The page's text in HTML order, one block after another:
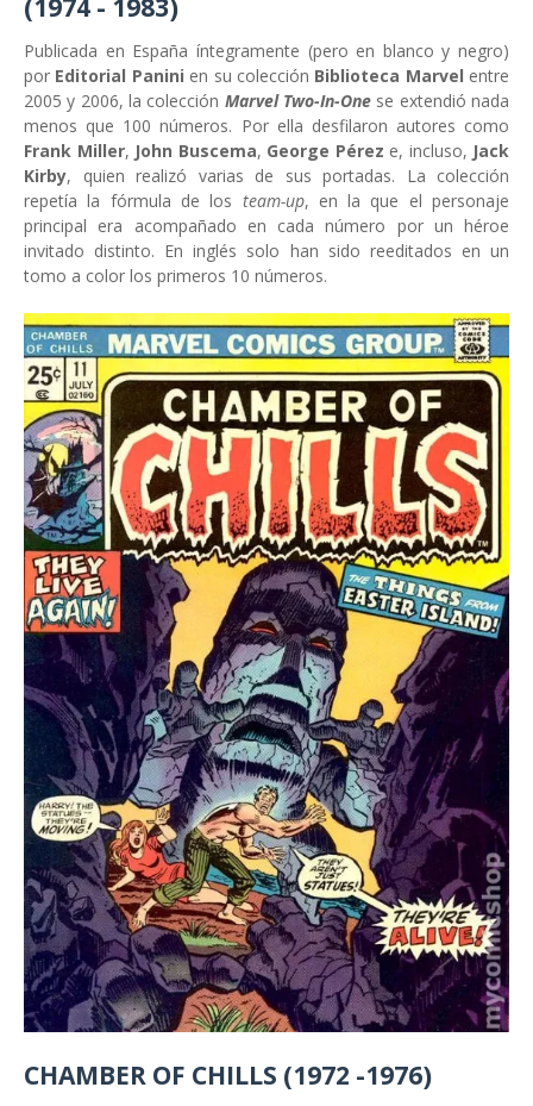
Publicada en España íntegramente (pero en blanco y negro)
por Editorial Panini en su colección Biblioteca Marvel entre
2005 y 2006, la colección Marvel Two-In-One se extendió nada
menos que 100 números. Por ella desfilaron autores como
Frank Miller, John Buscema, George Pérez e, incluso, Jack
Kirby, quien realizó varias de sus portadas. La colección
repetía la fórmula de los team-up, en la que el personaje
principal era acompañado en cada número por un héroe
invitado distinto. En inglés solo han sido reeditados en un
tomo a color los primeros 10 números.
CHAMBER OF CHILLS (1972 -1976)